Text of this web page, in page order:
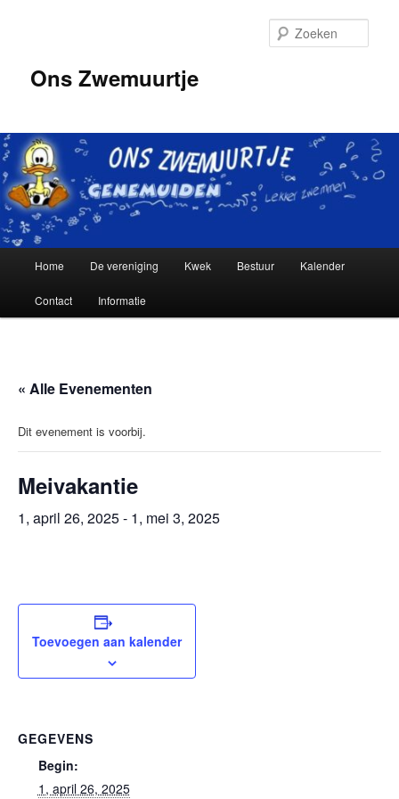
inhoudOns Zwemuurtje
Home De vereniging Kwek Bestuur Kalender
Contact Informatie
« Alle Evenementen
Dit evenement is voorbij.
Meivakantie
1, april 26, 2025- 1, mei 3, 2025
Toevoegen aan kalender
GEGEVENS
Begin:
1, april 26, 2025